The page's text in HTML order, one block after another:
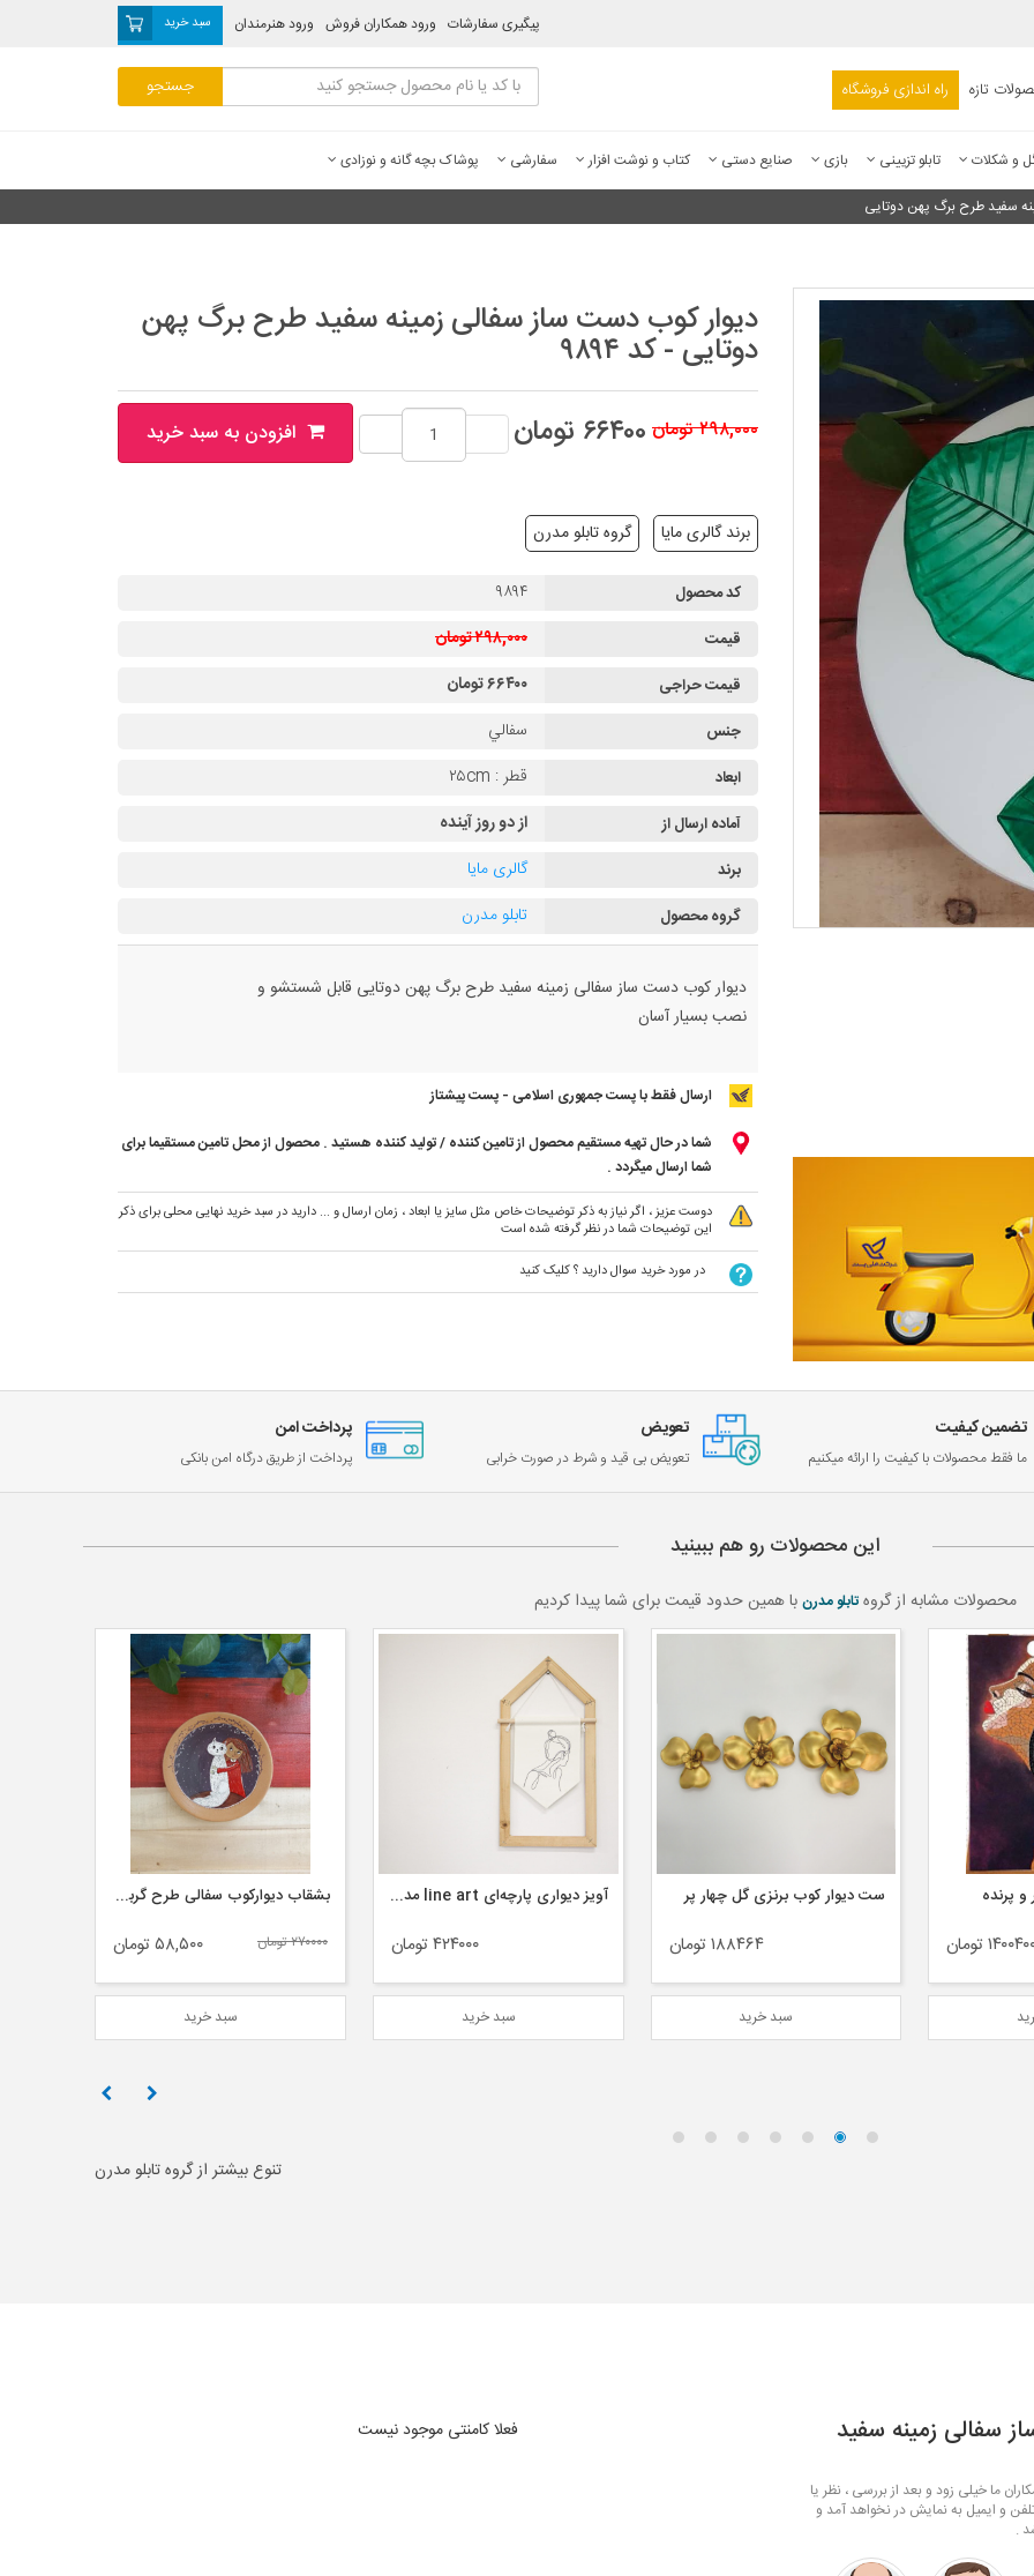
سبد خرید ورود هنرمندان ورود همکاران فروش پیگیری سفارشات
تازه راه اندازی فروشگاه
و شکلات تابلو تزیینی بازی صنایع دستی کتاب و نوشت افزار سفارشی
پوشاک بچه گانه و نوزادی
سفید طرح برگ پهن دوتایی
دیوار کوب دست ساز سفالی زمینه سفید طرح برگ پهن
دوتایی - کد ۹۸۹۴
افزودن به سبد خرید ۶۶۴۰۰ تومان ۲۹۸,۰۰۰ تومان
برند گالری مایا گروه تابلو مدرن
کد محصول ۹۸۹۴
قیمت ۲۹۸,۰۰۰ تومان
قیمت حراجی ۶۶۴۰۰ تومان
جنس سفالي
ابعاد قطر : ۲۵cm
آماده ارسال از از دو روز آینده
برند گالری مایا
گروه محصول تابلو مدرن
دیوار کوب دست ساز سفالی زمینه سفید طرح برگ پهن دوتایی قابل شستشو و
نصب بسیار آسان
ارسال فقط با پست جمهوری اسلامی - پست پیشتاز
شما در حال تهیه مستقیم محصول از تامین کننده / تولید کننده هستید . محصول از محل تامین مستقیما برای
شما ارسال میگردد .
دوست عزیز ، اگر نیاز به ذکر توضیحات خاص مثل سایز یا ابعاد ، زمان ارسال و ... دارید در سبد خرید نهایی محلی برای ذکر
این توضیحات شما در نظر گرفته شده است
در مورد خرید سوال دارید ؟ کلیک کنید
تضمین کیفیت
ما فقط محصولات با کیفیت را ارائه میکنیم
تعویض
تعویض بی قید و شرط در صورت خرابی
پرداخت امن
پرداخت از طریق درگاه امن بانکی
این محصولات رو هم ببینید
محصولات مشابه از گروه تابلو مدرن با همین حدود قیمت برای شما پیدا کردیم
پرنده
تومان
ست دیوار کوب برنزی گل چهار پر
۱۸۸۴۶۴ تومان
سبد خرید
آوﯾﺰ دﯾﻮاری ﭘﺎرﭼﻪای line art مدل ۲
۴۲۴۰۰۰ تومان
سبد خرید
بشقاب دیوارکوب سفالی طرح گربه بغل
۲۷۰۰۰۰ تومان ۵۸,۵۰۰ تومان
سبد خرید
تنوع بیشتر از گروه تابلو مدرن
سفالی زمینه سفید
ما خیلی زود و بعد از بررسی ، نظر یا
و ایمیل به نمایش در نخواهد آمد و
.
فعلا کامنتی موجود نیست